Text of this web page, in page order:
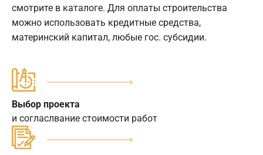
смотрите в каталоге. Для оплаты строительства
можно использовать кредитные средства,
материнский капитал, любые гос. субсидии.
Выбор проекта
и согласлвание стоимости работ